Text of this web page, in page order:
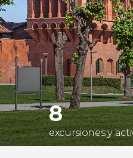
8
excursiones y